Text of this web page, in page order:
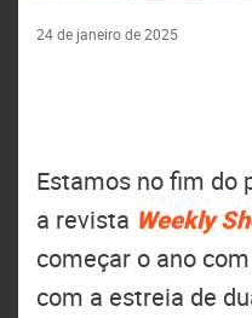
24 de janeiro de 2025
Estamos no fim do
a revista Weekly
começar o ano
com a estreia de